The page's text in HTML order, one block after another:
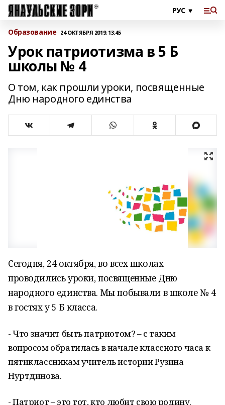
Образование 24 ОКТЯБРЯ 2019, 13:45
Урок патриотизма в 5 Б
школы № 4
О том, как прошли уроки, посвященные
Дню народного единства
Сегодня, 24 октября, во всех школах
проводились уроки, посвященные Дню
народного единства. Мы побывали в школе № 4
в гостях у 5 Б класса.
- Что значит быть патриотом? – с таким
вопросом обратилась в начале классного часа к
пятиклассникам учитель истории Рузина
Нуртдинова.
- Патриот – это тот, кто любит свою родину.